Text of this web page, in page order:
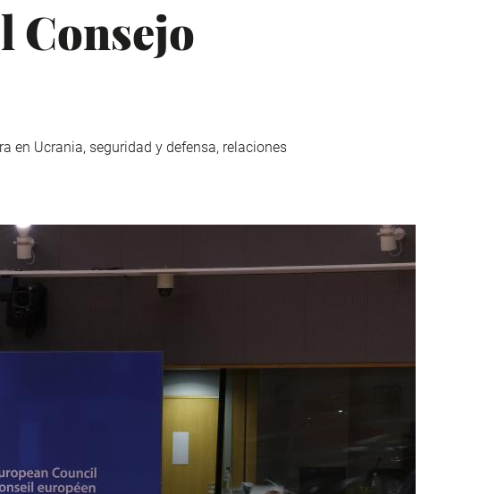
Consejo
en Ucrania, seguridad y defensa, relaciones